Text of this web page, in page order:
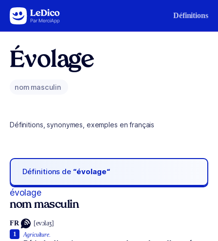
Aller au contenu Définitions
Évolage
nom masculin
Définitions, synonymes, exemples en français
Définitions de “évolage“
évolage
nom masculin
FR [evɔlaʒ]
Agriculture.
1